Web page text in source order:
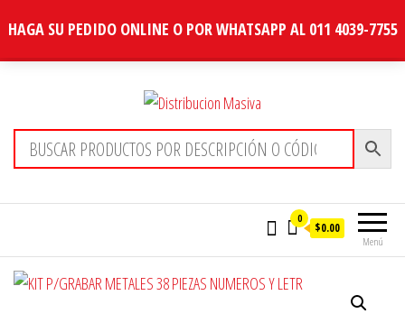
HAGA SU PEDIDO ONLINE O POR WHATSAPP AL 011 4039-7755
Distribucion Masiva
Menú
0
$0.00